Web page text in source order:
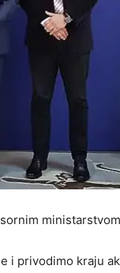
i privodimo kraju